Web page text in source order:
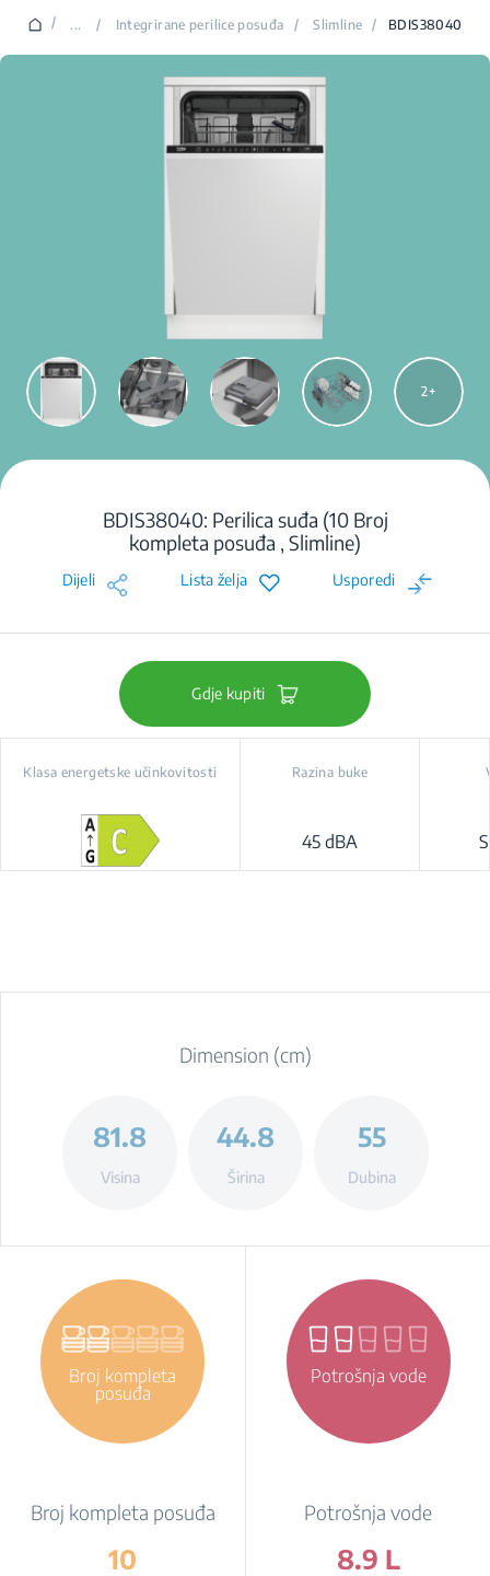
/ ... / Integrirane perilice posuđa / Slimline / BDIS38040
2
BDIS38040: Perilica suđa (10 Broj
kompleta posuđa , Slimline)
Dijeli Lista želja Usporedi
Gdje kupiti
Klasa energetske učinkovitosti Razina buke
45 dBA
Dimension (cm)
81.8
Visina
44.8
Širina
55
Dubina
Broj kompleta
posuđa
Broj kompleta posuđa
10
Potrošnja vode
Potrošnja vode
8.9 L